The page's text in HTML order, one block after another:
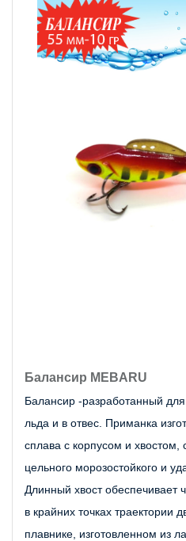
Балансир MEBARU
Балансир -разработанный
льда и в отвес. Приманка
сплава с корпусом и
цельного морозостойкого и
Длинный хвост обеспечивает
в крайних точках траектории
плавнике, изготовленном из